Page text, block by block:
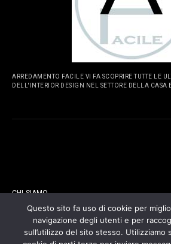
ARREDAMENTO FACILE VI FA SCOPRIRE TUTTE LE
DELL'INTERIOR DESIGN NEL SETTORE DELLA CASA
CHI SIAMO
CONTATTI
Questo sito fa uso di cookie per
navigazione degli utenti e per
sull’utilizzo del sito stesso. Utilizziamo